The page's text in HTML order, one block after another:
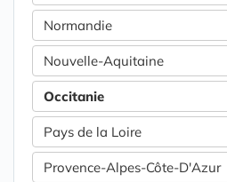
Normandie
Nouvelle-Aquitaine
Occitanie
Pays de la Loire
Provence-Alpes-Côte-D'Azur